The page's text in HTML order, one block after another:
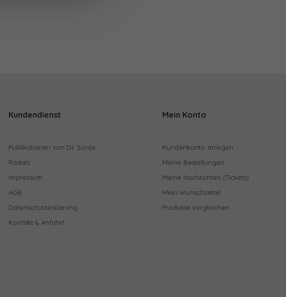
Kundendienst
Publikationen von Dr. Sonja
Radatz
Impressum
AGB
Datenschutzerklärung
Kontakt & Anfahrt
Mein Konto
Kundenkonto anlegen
Meine Bestellungen
Meine Nachrichten (Tickets)
Mein Wunschzettel
Produkte vergleichen